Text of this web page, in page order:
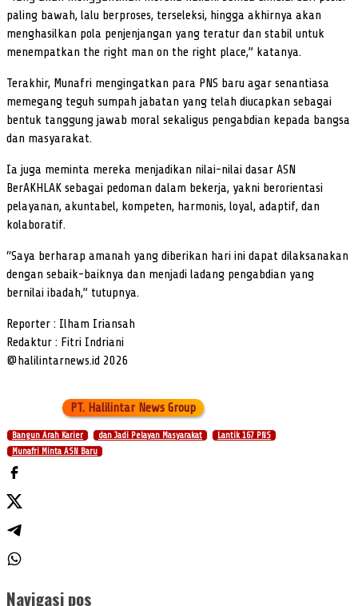
paling bawah, lalu berproses, terseleksi, hingga akhirnya akan
menghasilkan pola penjenjangan yang teratur dan stabil untuk
menempatkan the right man on the right place,” katanya.
Terakhir, Munafri mengingatkan para PNS baru agar senantiasa
memegang teguh sumpah jabatan yang telah diucapkan sebagai
bentuk tanggung jawab moral sekaligus pengabdian kepada bangsa
dan masyarakat.
Ia juga meminta mereka menjadikan nilai-nilai dasar ASN
BerAKHLAK sebagai pedoman dalam bekerja, yakni berorientasi
pelayanan, akuntabel, kompeten, harmonis, loyal, adaptif, dan
kolaboratif.
“Saya berharap amanah yang diberikan hari ini dapat dilaksanakan
dengan sebaik-baiknya dan menjadi ladang pengabdian yang
bernilai ibadah,” tutupnya.
Reporter : Ilham Iriansah
Redaktur : Fitri Indriani
@halilintarnews.id 2026
PT. Halilintar News Group
Bangun Arah Karier dan Jadi Pelayan Masyarakat
Lantik 167 PNS
Munafri Minta ASN Baru
Navigasi pos